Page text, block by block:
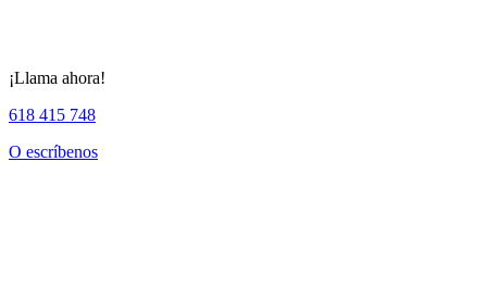
¡Llama ahora!
618 415 748
O escríbenos